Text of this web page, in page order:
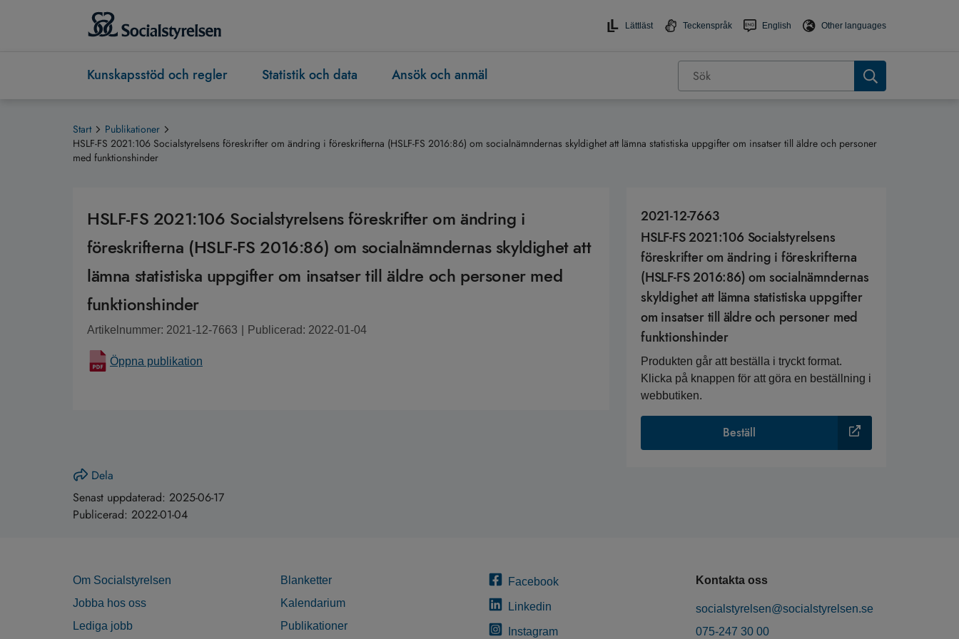
Lättläst Teckenspråk English Other languages
Kunskapsstöd och regler Statistik och data Ansök och anmäl
Start
Publikationer
HSLF-FS 2021:106 Socialstyrelsens föreskrifter om ändring i föreskrifterna (HSLF-FS 2016:86) om socialnämndernas skyldighet att lämna statistiska uppgifter om insatser till äldre och personer
med funktionshinder
HSLF-FS 2021:106 Socialstyrelsens föreskrifter om ändring i
föreskrifterna (HSLF-FS 2016:86) om socialnämndernas skyldighet att
lämna statistiska uppgifter om insatser till äldre och personer med
funktionshinder
Artikelnummer: 2021-12-7663 Publicerad: 2022-01-04
Öppna publikation
2021-12-7663
HSLF-FS 2021:106 Socialstyrelsens
föreskrifter om ändring i föreskrifterna
(HSLF-FS 2016:86) om socialnämndernas
skyldighet att lämna statistiska uppgifter
om insatser till äldre och personer med
funktionshinder
Produkten går att beställa i tryckt format.
Klicka på knappen för att göra en beställning i
webbutiken.
Beställ
Dela
Senast uppdaterad: 2025-06-17
Publicerad: 2022-01-04
Om Socialstyrelsen
Jobba hos oss
Lediga jobb
Blanketter
Kalendarium
Publikationer
Facebook
Linkedin
Instagram
Kontakta oss
socialstyrelsen@socialstyrelsen.se
075-247 30 00